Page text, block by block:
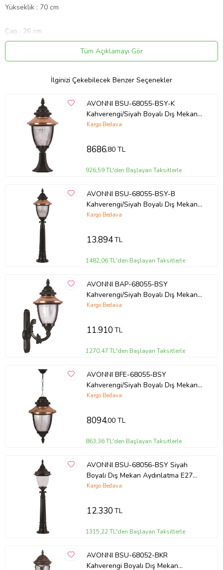
Yükseklik : 70 cm
Çap : 26 cm
Ampül Türü : 1 x E27 Max. 60W - DAHİL DEĞİLDİR
Renk : Kahverengi/Siyah
Kaplama Türü : Boyal?
Materyal : Aluminyum, Polikarbon Cam, Yok
Ürün Kodu: kcm81679760
Tüm Açıklamayı Gör
İlginizi Çekebilecek Benzer Seçenekler
AVONNI BSU-68055-BSY-K
Kahverengi/Siyah Boyalı Dış Mekan
Aydınlatma E27 Aluminyum
Kargo Bedava
8686,80 TL
926,59 TL'den Başlayan Taksitlerle
AVONNI BSU-68055-BSY-B
Kahverengi/Siyah Boyalı Dış Mekan
Aydınlatma E27 Aluminyum
Kargo Bedava
13.894TL
1482,06 TL'den Başlayan Taksitlerle
AVONNI BAP-68055-BSY
Kahverengi/Siyah Boyalı Dış Mekan
Aydınlatma E27 Aluminyum
Kargo Bedava
11.910TL
1270,47 TL'den Başlayan Taksitlerle
AVONNI BFE-68055-BSY
Kahverengi/Siyah Boyalı Dış Mekan
Aydınlatma E27 Aluminyum
Kargo Bedava
8094,00 TL
863,36 TL'den Başlayan Taksitlerle
AVONNI BSU-68056-BSY Siyah
Boyalı Dış Mekan Aydınlatma E27
Aluminyum Polikarbon Cam 26cm
Kargo Bedava
12.330TL
1315,22 TL'den Başlayan Taksitlerle
AVONNI BSU-68052-BKR
Kahverengi Boyalı Dış Mekan